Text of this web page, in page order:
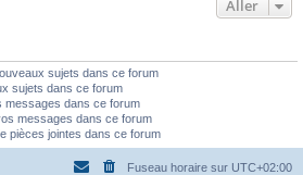
Aller
sujets dans ce forum
sujets dans ce forum
messages dans ce forum
messages dans ce forum
pièces jointes dans ce forum
Fuseau horaire sur UTC+02:00